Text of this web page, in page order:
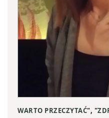
WARTO PRZECZYTAĆ", "